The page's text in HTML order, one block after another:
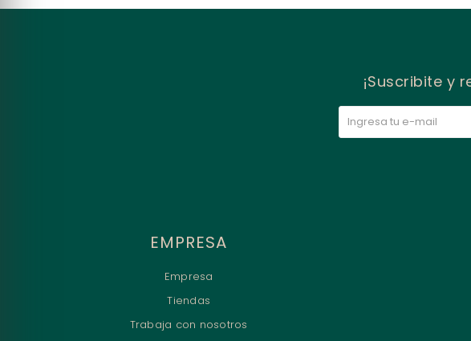
EMPRESA
Empresa
Tiendas
Trabaja con nosotros
¡Suscribite y